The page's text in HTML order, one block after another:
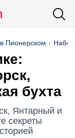
Пионерском
бухта
Янтарный и
секреты